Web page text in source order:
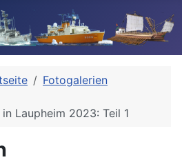
Fotogalerien
Laupheim 2023: Teil 1